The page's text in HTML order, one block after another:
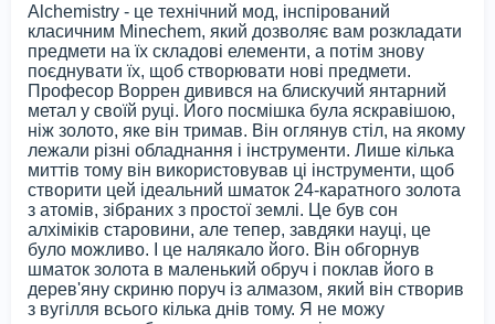
Alchemistry - це технічний мод, інспірований
класичним Minechem, який дозволяє вам розкладати
предмети на їх складові елементи, а потім знову
поєднувати їх, щоб створювати нові предмети.
Професор Воррен дивився на блискучий янтарний
метал у своїй руці. Його посмішка була яскравішою,
ніж золото, яке він тримав. Він оглянув стіл, на якому
лежали різні обладнання і інструменти. Лише кілька
миттів тому він використовував ці інструменти, щоб
створити цей ідеальний шматок 24-каратного золота
з атомів, зібраних з простої землі. Це був сон
алхіміків старовини, але тепер, завдяки науці, це
було можливо. І це налякало його. Він обгорнув
шматок золота в маленький обруч і поклав його в
дерев'яну скриню поруч із алмазом, який він створив
з вугілля всього кілька днів тому. Я не можу